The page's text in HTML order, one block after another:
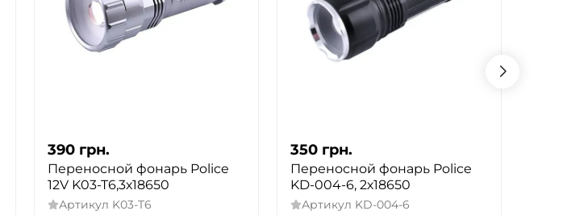
390 грн.
Переносной фонарь Police
12V K03-T6,3х18650
Артикул K03-T6
350 грн.
Переносной фонарь Police
KD-004-6, 2х18650
Артикул KD-004-6